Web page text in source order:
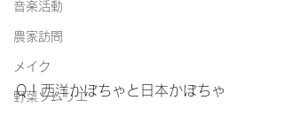
音楽活動
農家訪問
メイク
野菜ソムリエ
Q！西洋かぼちゃと日本かぼちゃ